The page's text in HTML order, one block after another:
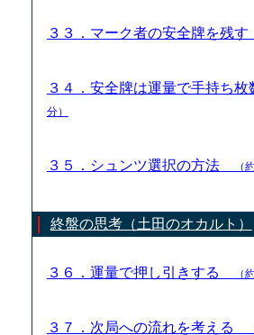
３３．マーク者の安全牌を残
３４．安全牌は運量で手持ち
分）
３５．シュンツ選択の方法 （
終盤の思考（土田のオカルト）
３６．運量で押し引きする （
３７．次局への流れを考える